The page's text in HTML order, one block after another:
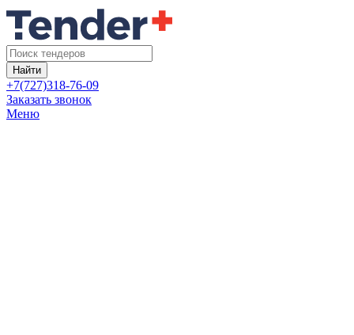
Найти
+7(727)318-76-09
Заказать звонок
Меню